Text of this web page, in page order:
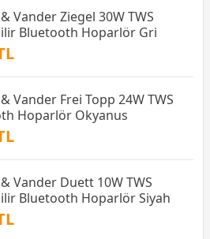
Vander Ziegel 30W TWS
Bluetooth Hoparlör Gri
Vander Frei Topp 24W TWS
Hoparlör Okyanus
Vander Duett 10W TWS
Bluetooth Hoparlör Siyah